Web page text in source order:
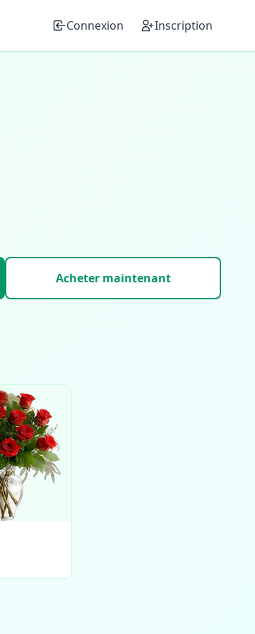
Connexion Inscription
Acheter maintenant